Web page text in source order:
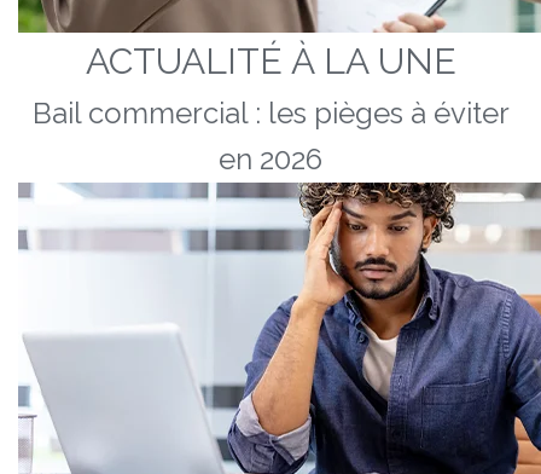
ACTUALITÉ À LA UNE
Bail commercial : les pièges à éviter
en 2026